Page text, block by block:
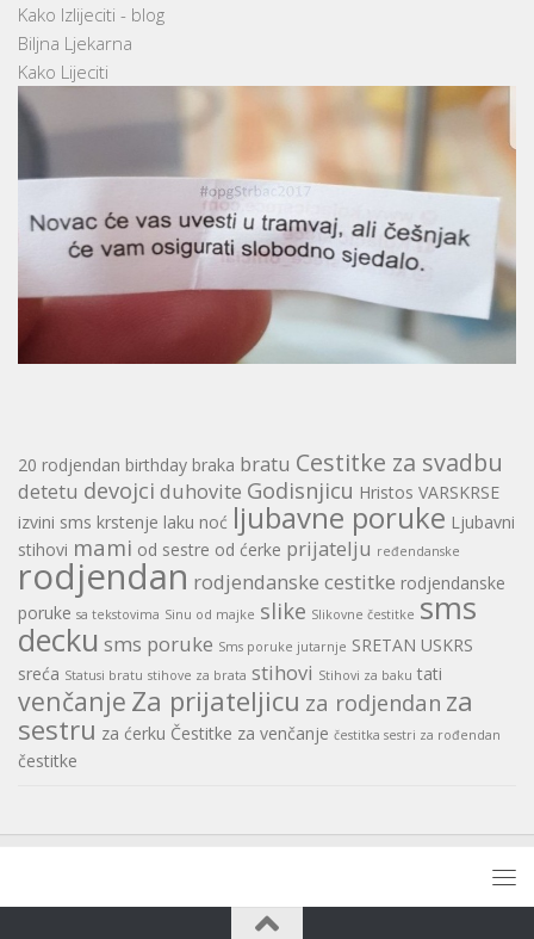
Kako Izlijeciti - blog
Biljna Ljekarna
Kako Lijeciti
20 rodjendan birthday braka bratu Cestitke za svadbu
detetu devojci duhovite Godisnjicu Hristos VARSKRSE
izvini sms krstenje laku noć ljubavne poruke Ljubavni
stihovi mami od sestre od ćerke prijatelju ređendanske
rodjendan rodjendanske cestitke rodjendanske
poruke sa tekstovima Sinu od majke slike Slikovne čestitke sms
decku sms poruke Sms poruke jutarnje SRETAN USKRS
sreća Statusi bratu stihove za brata stihovi Stihovi za baku tati
venčanje Za prijateljicu za rodjendan za
sestru za ćerku Čestitke za venčanje čestitka sestri za rođendan
čestitke